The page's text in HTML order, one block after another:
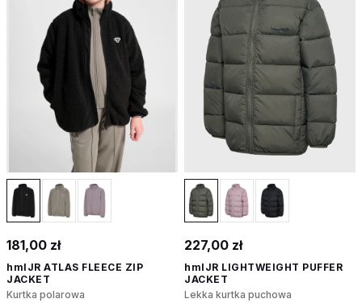
181,00 zł
hmlJR ATLAS FLEECE ZIP
JACKET
Kurtka polarowa
227,00 zł
hmlJR LIGHTWEIGHT PUFFER
JACKET
Lekka kurtka puchowa